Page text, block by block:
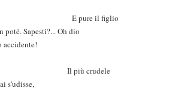
il figlio
poté. Sapesti?... Oh dio
accidente!
crudele
s'udisse,